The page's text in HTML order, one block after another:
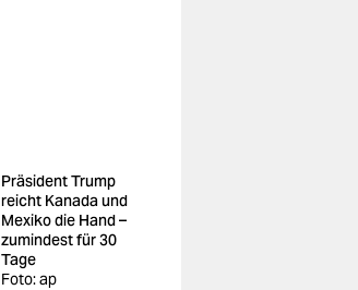
Präsident Trump
reicht Kanada und
Mexiko die Hand –
zumindest für 30
Tage
Foto: ap